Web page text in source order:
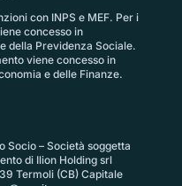
con INPS e MEF. Per i
concesso in
della Previdenza Sociale.
viene concesso in
e delle Finanze.
Socio – Società soggetta
di Ilion Holding srl
Termoli (CB) Capitale